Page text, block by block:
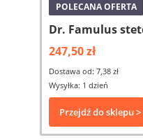
POLECANA OFERTA
Dr. Famulus
247,50 zł
Dostawa od: 7,38 zł
Wysyłka: 1 dzień
Przejdź do sklepu >